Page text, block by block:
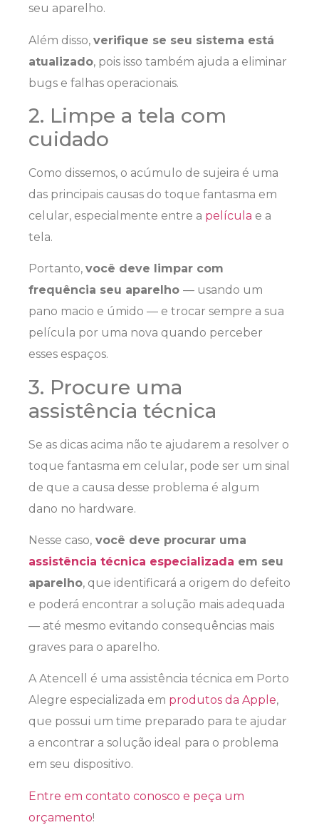
seu aparelho.
Além disso, verifique se seu sistema está
atualizado, pois isso também ajuda a eliminar
bugs e falhas operacionais.
2. Limpe a tela com
cuidado
Como dissemos, o acúmulo de sujeira é uma
das principais causas do toque fantasma em
celular, especialmente entre a película e a
tela.
Portanto, você deve limpar com
frequência seu aparelho — usando um
pano macio e úmido — e trocar sempre a sua
película por uma nova quando perceber
esses espaços.
3. Procure uma
assistência técnica
Se as dicas acima não te ajudarem a resolver o
toque fantasma em celular, pode ser um sinal
de que a causa desse problema é algum
dano no hardware.
Nesse caso, você deve procurar uma
assistência técnica especializada em seu
aparelho, que identificará a origem do defeito
e poderá encontrar a solução mais adequada
— até mesmo evitando consequências mais
graves para o aparelho.
A Atencell é uma assistência técnica em Porto
Alegre especializada em produtos da Apple,
que possui um time preparado para te ajudar
a encontrar a solução ideal para o problema
em seu dispositivo.
Entre em contato conosco e peça um
orçamento!